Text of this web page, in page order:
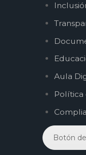
Aula
Política
Botón